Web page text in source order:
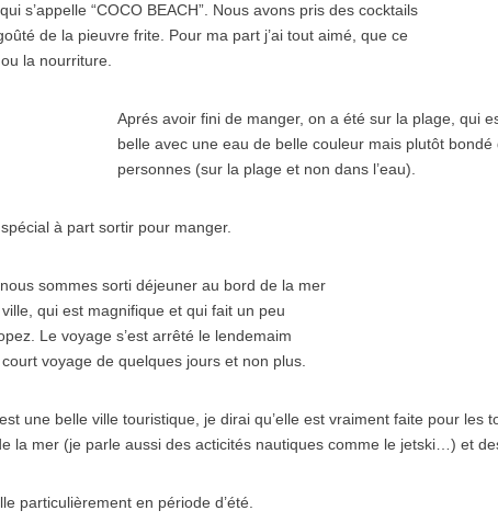
s’appelle “COCO BEACH”. Nous avons pris des cocktails
de la pieuvre frite. Pour ma part j’ai tout aimé, que ce
la nourriture.
Aprés avoir fini de manger, on a été sur la plage, qui
belle avec une eau de belle couleur mais plutôt bondé
personnes (sur la plage et non dans l’eau).
à part sortir pour manger.
sommes sorti déjeuner au bord de la mer
qui est magnifique et qui fait un peu
Le voyage s’est arrêté le lendemaim
voyage de quelques jours et non plus.
une belle ville touristique, je dirai qu’elle est vraiment faite pour les
la mer (je parle aussi des acticités nautiques comme le jetski…) et
particulièrement en période d’été.